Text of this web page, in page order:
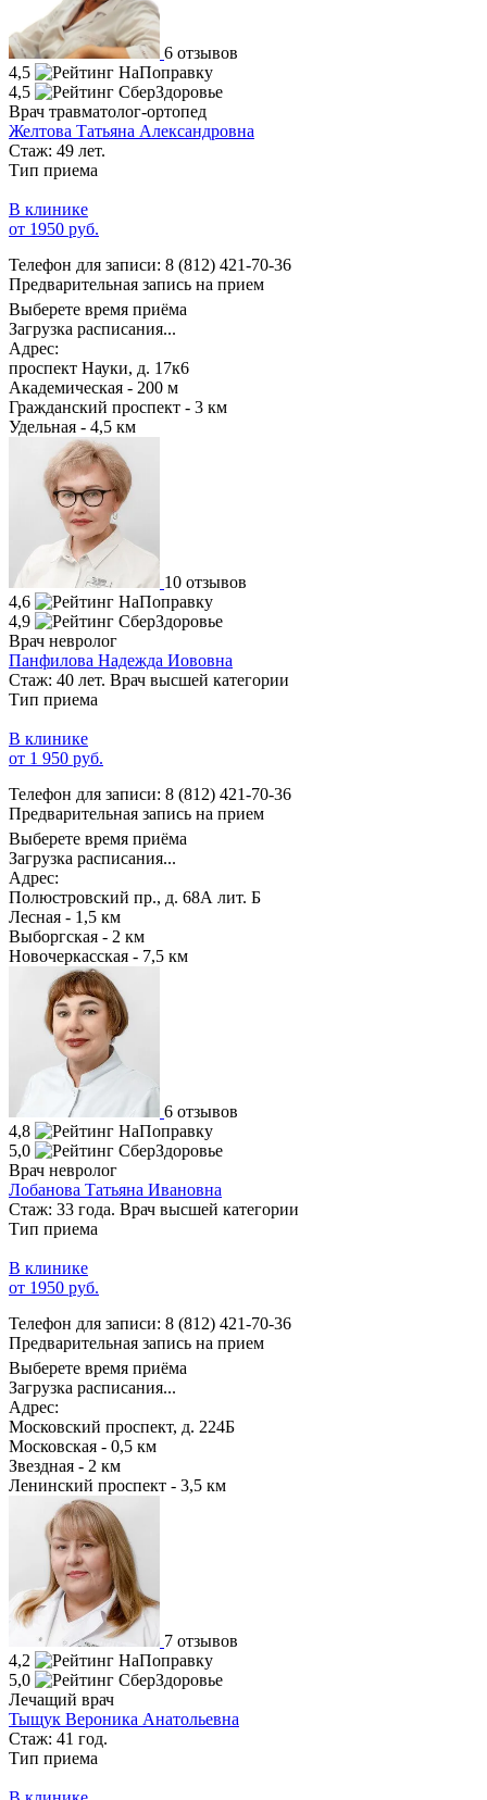
6 отзывов
4,5
4,5
Врач травматолог-ортопед
Желтова Татьяна Александровна
Стаж: 49 лет.
Тип приема
В клинике
от 1950 руб.
Телефон для записи: 8 (812) 421-70-36
Предварительная запись на прием
Выберете время приёма
Загрузка расписания...
Адрес:
проспект Науки, д. 17к6
Академическая - 200 м
Гражданский проспект - 3 км
Удельная - 4,5 км
10 отзывов
4,6
4,9
Врач невролог
Панфилова Надежда Иововна
Стаж: 40 лет. Врач высшей категории
Тип приема
В клинике
от 1 950 руб.
Телефон для записи: 8 (812) 421-70-36
Предварительная запись на прием
Выберете время приёма
Загрузка расписания...
Адрес:
Полюстровский пр., д. 68А лит. Б
Лесная - 1,5 км
Выборгская - 2 км
Новочеркасская - 7,5 км
6 отзывов
4,8
5,0
Врач невролог
Лобанова Татьяна Ивановна
Стаж: 33 года. Врач высшей категории
Тип приема
В клинике
от 1950 руб.
Телефон для записи: 8 (812) 421-70-36
Предварительная запись на прием
Выберете время приёма
Загрузка расписания...
Адрес:
Московский проспект, д. 224Б
Московская - 0,5 км
Звездная - 2 км
Ленинский проспект - 3,5 км
7 отзывов
4,2
5,0
Лечащий врач
Тыщук Вероника Анатольевна
Стаж: 41 год.
Тип приема